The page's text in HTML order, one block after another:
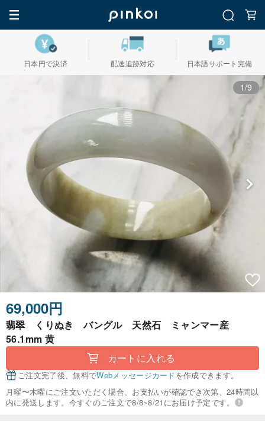
日本円で決済 配送追跡対応 日本語サポート完備
1/9
69,000円
翡翠 くりぬき バングル 天然石 ミャンマー産
56.1mm 黄
カートに入れる
ご注文完了後、無料でWebメッセージカードを作成できます。
月曜〜木曜にご注文いただく場合、お支払いが確認でき次第、24時間以
内に発送します。今すぐのご注文で8/8~8/21にお届け予定です。